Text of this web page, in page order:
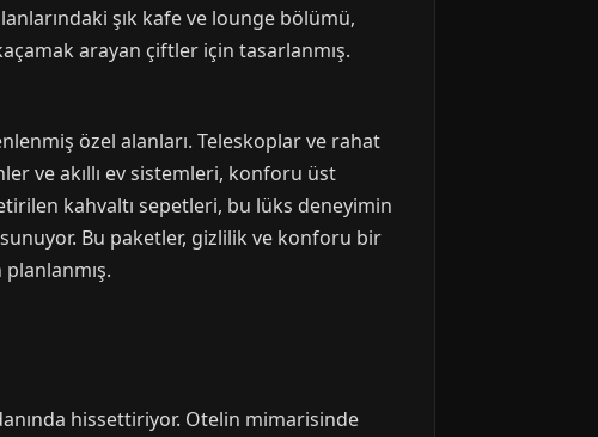
şık kafe ve lounge bölümü,
arayan çiftler için tasarlanmış.
özel alanları. Teleskoplar ve rahat
ve akıllı ev sistemleri, konforu üst
kahvaltı sepetleri, bu lüks deneyimin
Bu paketler, gizlilik ve konforu bir
hissettiriyor. Otelin mimarisinde